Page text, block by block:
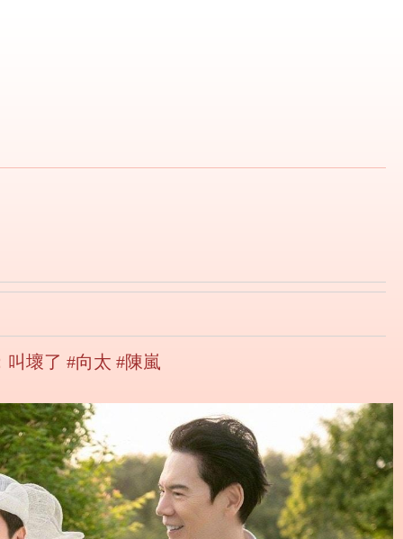
壞了 #向太 #陳嵐